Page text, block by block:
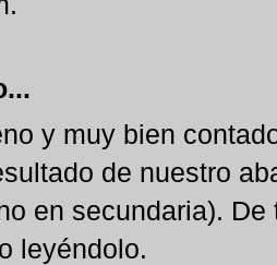
y muy bien
de nuestro
en secundaria).
leyéndolo.